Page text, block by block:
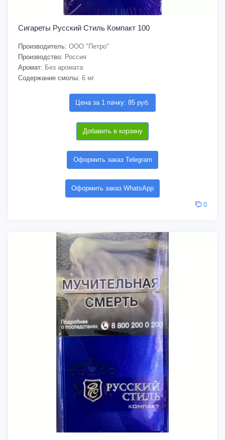
Сигареты Русский Стиль Компакт 100
Производитель: ООО "Петро"
Производство: Россия
Аромат: Без аромата
Содержание смолы: 6 мг
Цена за 1 пачку: 85 руб.
Добавить в корзину
Оформить заказ Telegram
Оформить заказ WhatsApp
0